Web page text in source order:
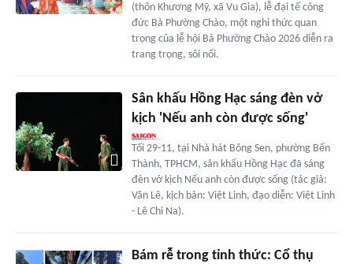
(thôn Khương Mỹ, xã Vu Gia), lễ đại tế công
đức Bà Phường Chào, một nghi thức quan
trọng của lễ hội Bà Phường Chào 2026 diễn ra
trang trọng, sôi nổi.
Sân khấu Hồng Hạc sáng đèn vở
kịch 'Nếu anh còn được sống'
Tối 29-11, tại Nhà hát Bông Sen, phường Bến
Thành, TPHCM, sân khấu Hồng Hạc đã sáng
đèn vở kịch Nếu anh còn được sống (tác giả:
Văn Lê, kịch bản: Việt Linh, đạo diễn: Việt Linh
- Lê Chi Na).
Bám rễ trong tỉnh thức: Cổ thụ